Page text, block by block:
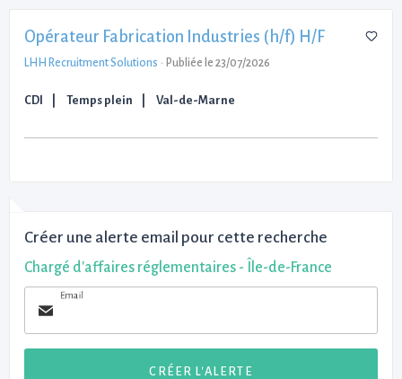
Opérateur Fabrication Industries (h/f) H/F
LHH Recruitment Solutions - Publiée le 23/07/2026
CDI Temps plein Val-de-Marne
Créer une alerte email pour cette recherche
Chargé d'affaires réglementaires - Île-de-France
Email
CRÉER L'ALERTE